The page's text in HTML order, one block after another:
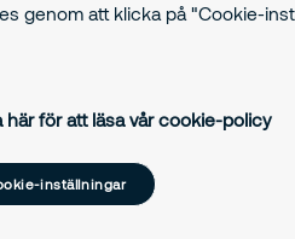
som lönar
genom att klicka på "Cookie-
här för att läsa vår cookie-policy
inställningar